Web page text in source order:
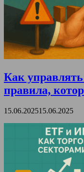
Как
правила,
15.06.202515.06.2025